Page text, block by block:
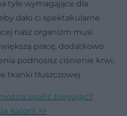
tyle wymagające dla
dało ci spektakularne
nasz organizm musi
pracę, dodatkowo
podnosisz ciśnienie krwi,
tkanki tłuszczowej.
spalić biegając?
kalorii >>